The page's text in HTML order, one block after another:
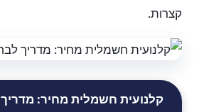
קצרות.
קלנועית חשמלית מחיר: